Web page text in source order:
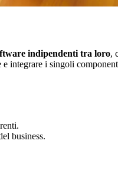
indipendenti tra loro,
integrare i singoli
business.